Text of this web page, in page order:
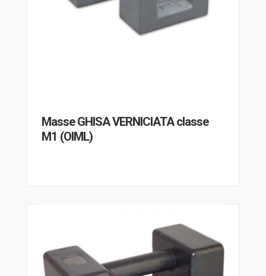
Masse GHISA VERNICIATA classe
M1 (OIML)